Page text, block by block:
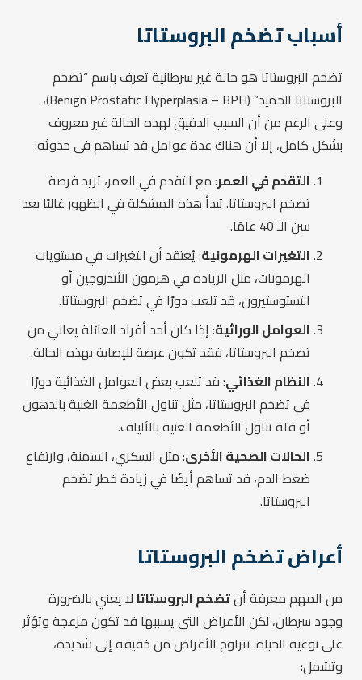
أسباب تضخم البروستاتا
تضخم البروستاتا هو حالة غير سرطانية تعرف باسم “تضخم
البروستاتا الحميد” (Benign Prostatic Hyperplasia – BPH)،
وعلى الرغم من أن السبب الدقيق لهذه الحالة غير معروف
بشكل كامل، إلا أن هناك عدة عوامل قد تساهم في حدوثه:
التقدم في العمر: مع التقدم في العمر، تزيد فرصة
تضخم البروستاتا. تبدأ هذه المشكلة في الظهور غالبًا بعد
سن الـ 40 عامًا.
التغيرات الهرمونية: يُعتقد أن التغيرات في مستويات
الهرمونات، مثل الزيادة في هرمون الأندروجين أو
التستوستيرون، قد تلعب دورًا في تضخم البروستاتا.
العوامل الوراثية: إذا كان أحد أفراد العائلة يعاني من
تضخم البروستاتا، فقد تكون عرضة للإصابة بهذه الحالة.
النظام الغذائي: قد تلعب بعض العوامل الغذائية دورًا
في تضخم البروستاتا، مثل تناول الأطعمة الغنية بالدهون
أو قلة تناول الأطعمة الغنية بالألياف.
الحالات الصحية الأخرى: مثل السكري، السمنة، وارتفاع
ضغط الدم، قد تساهم أيضًا في زيادة خطر تضخم
البروستاتا.
أعراض تضخم البروستاتا
من المهم معرفة أنتضخم البروستاتا لا يعني بالضرورة
وجود سرطان، لكن الأعراض التي يسببها قد تكون مزعجة وتؤثر
على نوعية الحياة. تتراوح الأعراض من خفيفة إلى شديدة،
وتشمل: